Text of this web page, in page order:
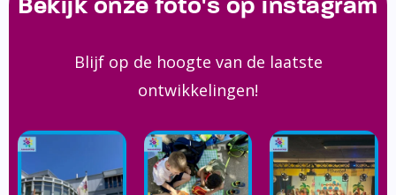
Blijf op de hoogte van de laatste
ontwikkelingen!